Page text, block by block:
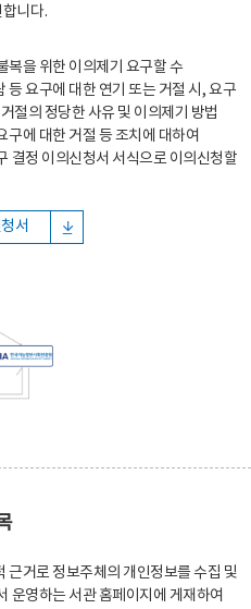
니다.
복을 위한 이의제기 요구할 수
등 요구에 대한 연기 또는 거절 시, 요구
절의 정당한 사유 및 이의제기 방법
에 대한 거절 등 조치에 대하여
결정 이의신청서 서식으로 이의신청할
서
근거로 정보주체의 개인정보를 수집 및
운영하는 서관 홈페이지에 게재하여